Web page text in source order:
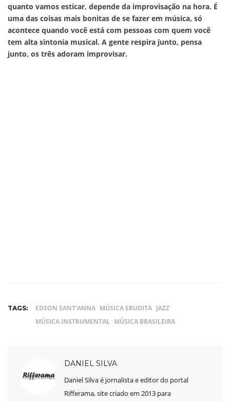
quanto vamos esticar, depende da improvisação na hora. É
uma das coisas mais bonitas de se fazer em música, só
acontece quando você está com pessoas com quem você
tem alta sintonia musical. A gente respira junto, pensa
junto, os três adoram improvisar.
TAGS: EDSON SANT'ANNA MÚSICA ERUDITA JAZZ
MÚSICA INSTRUMENTAL MÚSICA BRASILEIRA
DANIEL SILVA
Daniel Silva é jornalista e editor do portal
Rifferama, site criado em 2013 para